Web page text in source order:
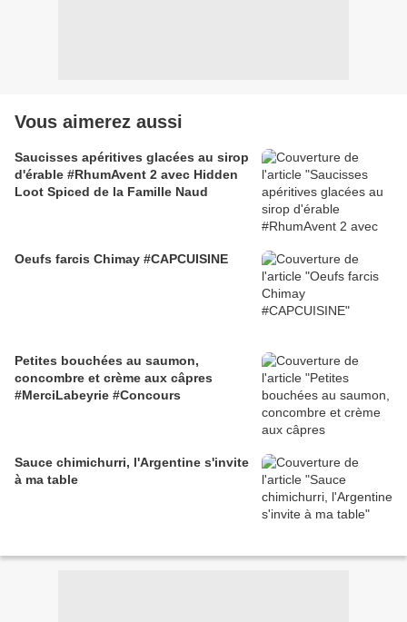
Vous aimerez aussi
Saucisses apéritives glacées au sirop
d'érable #RhumAvent 2 avec Hidden
Loot Spiced de la Famille Naud
Oeufs farcis Chimay #CAPCUISINE
Petites bouchées au saumon,
concombre et crème aux câpres
#MerciLabeyrie #Concours
Sauce chimichurri, l'Argentine s'invite
à ma table